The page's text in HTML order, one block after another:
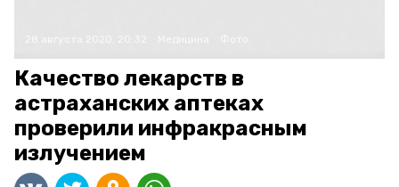
Качество лекарств в
астраханских аптеках
проверили инфракрасным
излучением